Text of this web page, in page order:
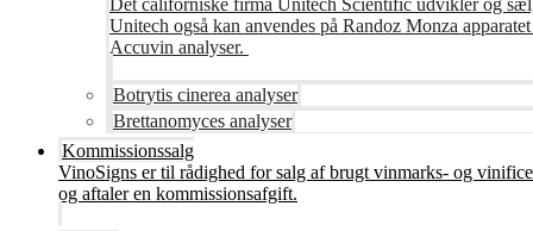
Unitech også kan anvendes på Randoz Monza
Accuvin analyser.
Botrytis cinerea analyser
Brettanomyces analyser
Kommissionssalg
VinoSigns er til rådighed for salg af brugt vinmarks- og
og aftaler en kommissionsafgift.